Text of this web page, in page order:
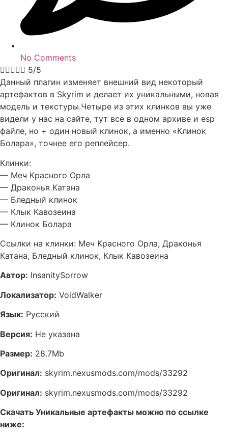
No Comments
 5/5
Данный плагин изменяет внешний вид некоторый
артефактов в Skyrim и делает их уникальными, новая
модель и текстуры.Четыре из этих клинков вы уже
видели у нас на сайте, тут все в одном архиве и esp
файле, но + один новый клинок, а именно «Клинок
Болара», точнее его реплейсер.
Клинки:
— Меч Красного Орла
— Драконья Катана
— Бледный клинок
— Клык Кавозеина
— Клинок Болара
Ссылки на клинки: Меч Красного Орла, Драконья
Катана, Бледный клинок, Клык Кавозеина
Автор: InsanitySorrow
Локализатор: VoidWalker
Язык: Русский
Версия: Не указана
Размер: 28.7Mb
Оригинал: skyrim.nexusmods.com/mods/33292
Оригинал: skyrim.nexusmods.com/mods/33292
Скачать Уникальные артефакты можно по ссылке
ниже: